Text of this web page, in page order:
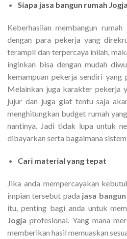
Siapa jasa bangun rumah Jogja
Keberhasilan membangun
dengan para pekerja yang
terampil dan terpercaya inilah,
inginkan bisa dengan mudah
kemampuan pekerja sendiri
Melainkan juga karakter pekerja
jujur dan juga giat tentu saja
menghitungkan budget rumah
nantinya. Jadi tidak lupa untuk
dibayarkan serta bagaimana
Cari material yang tepat
Jika anda mempercayakan
impian tersebut pada jasa
itu, penting bagi anda untuk
Jogjaprofesional. Yang mana
memberikan hasil memuaskan